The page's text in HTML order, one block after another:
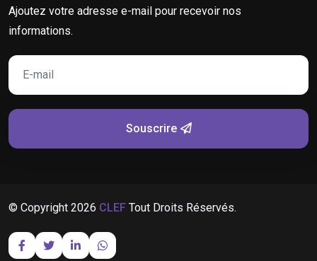
Ajoutez votre adresse e-mail pour recevoir nos
informations.
Souscrire
© Copyright 2026 CLEF Tout Droits Réservés.